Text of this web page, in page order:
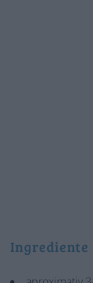
Ingrediente